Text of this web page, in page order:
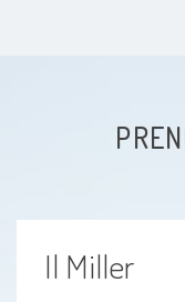
Il Miller